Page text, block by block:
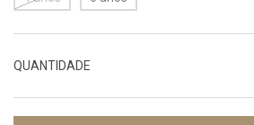
QUANTIDADE